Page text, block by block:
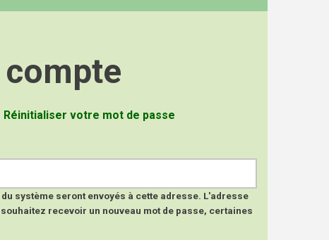
actif)
Réinitialiser votre mot de passe
système seront envoyés à cette adresse. L'adresse
recevoir un nouveau mot de passe, certaines